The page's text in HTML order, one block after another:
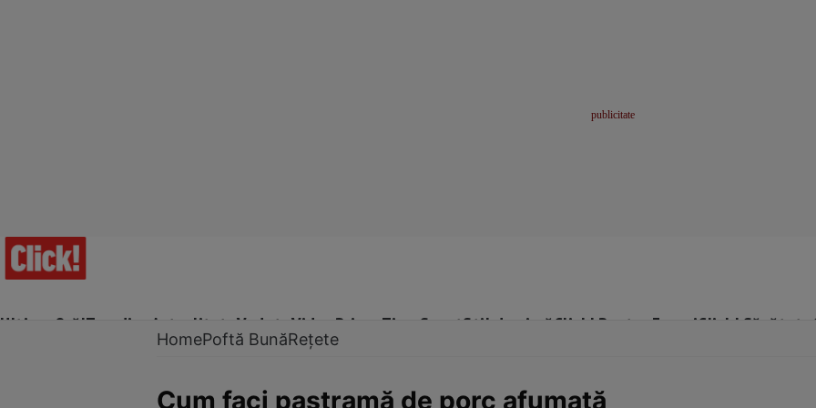
Ultima Oră!Trending Actualitate Vedete Video Prime Time SportStil de viațăClick! Pentru FemeiClick! Sănătate
HomePoftă BunăRețete
Cum faci pastramă de porc afumată